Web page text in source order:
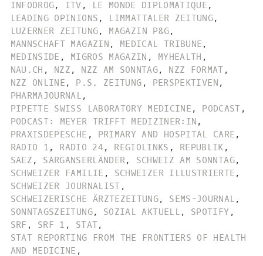
INFODROG, ITV , LE MONDE DIPLOMATIQUE ,
LEADING OPINIONS , LIMMATTALER ZEITUNG,
LUZERNER ZEITUNG, MAGAZIN P&G,
MANNSCHAFT MAGAZIN , MEDICAL TRIBUNE ,
MEDINSIDE , MIGROS MAGAZIN , MYHEALTH ,
NAU.CH , NZZ , NZZ AM SONNTAG, NZZ FORMAT ,
NZZ ONLINE , P.S. ZEITUNG , PERSPEKTIVEN ,
PHARMAJOURNAL ,
PIPETTE SWISS LABORATORY MEDICINE , PODCAST ,
PODCAST: MEYER TRIFFT MEDIZINER:IN ,
PRAXISDEPESCHE , PRIMARY AND HOSPITAL CARE ,
RADIO 1 , RADIO 24, REGIOLINKS , REPUBLIK ,
SAEZ , SARGANSERLÄNDER, SCHWEIZ AM SONNTAG,
SCHWEIZER FAMILIE , SCHWEIZER ILLUSTRIERTE ,
SCHWEIZER JOURNALIST ,
SCHWEIZERISCHE ÄRZTEZEITUNG, SEMS-JOURNAL ,
SONNTAGSZEITUNG, SOZIAL AKTUELL , SPOTIFY ,
SRF , SRF 1 , STAT,
STAT REPORTING FROM THE FRONTIERS OF HEALTH
AND MEDICINE ,